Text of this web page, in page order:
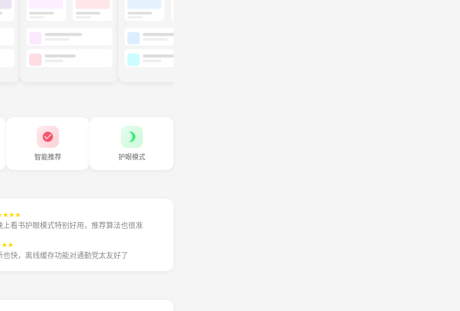
智能推荐 护眼模式
上看书护眼模式特别好用，推荐算法也很准
也快，离线缓存功能对通勤党太友好了